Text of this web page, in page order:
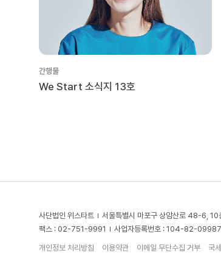
간행물
We Start 소식지 13호
사단법인 위스타트 서울특별시 마포구 상암산로 48-6, 10
팩스 : 02-751-9991
사업자등록번호 : 104-82-09987
개인정보 처리방침 이용약관 이메일 무단수집 거부 국